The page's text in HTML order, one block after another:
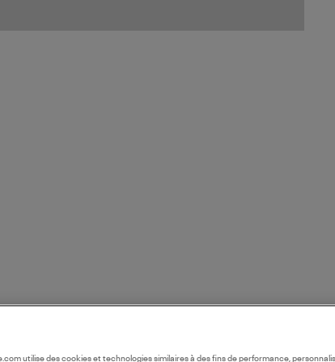
utilise des cookies et technologies similaires à des fins de performance,